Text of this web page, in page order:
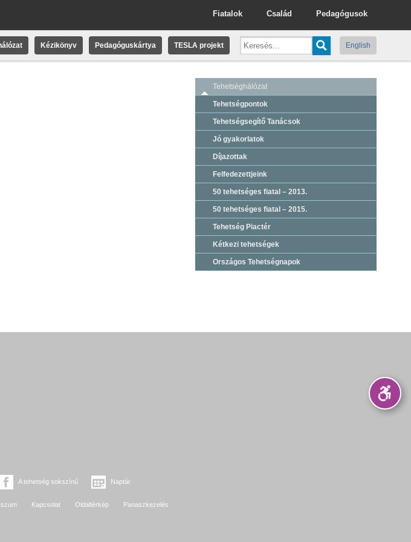
Pedagógusok
Család
Fiatalok
Kézikönyv Pedagóguskártya TESLA projekt English
Tehetséghálózat
Tehetségpontok
Tehetségsegítő Tanácsok
Jó gyakorlatok
Díjazottak
Felfedezettjeink
50 tehetséges fiatal – 2013.
50 tehetséges fiatal – 2015.
Tehetség Piactér
Kétkezi tehetségek
Országos Tehetségnapok
A tehetség sokszínű Naptár
Kapcsolat Oldaltérkép Panaszkezelés